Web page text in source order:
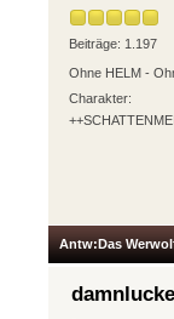
Beiträge: 1.197
Ohne HELM -
Charakter:
Antw:Das